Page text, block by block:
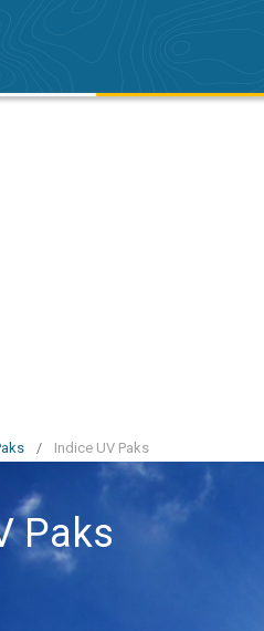
/ Indice UV Paks
Paks